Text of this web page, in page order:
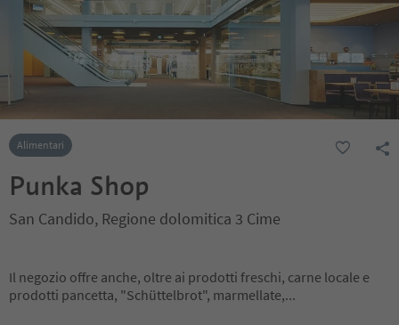
Alimentari
Punka Shop
San Candido, Regione dolomitica 3 Cime
Il negozio offre anche, oltre ai prodotti freschi, carne locale e
prodotti pancetta, "Schüttelbrot", marmellate,...